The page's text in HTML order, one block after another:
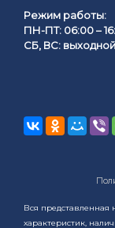
Режим работы:
ПН-ПТ: 06:00 –
СБ, ВС: выходной
Вся представленная
характеристик,